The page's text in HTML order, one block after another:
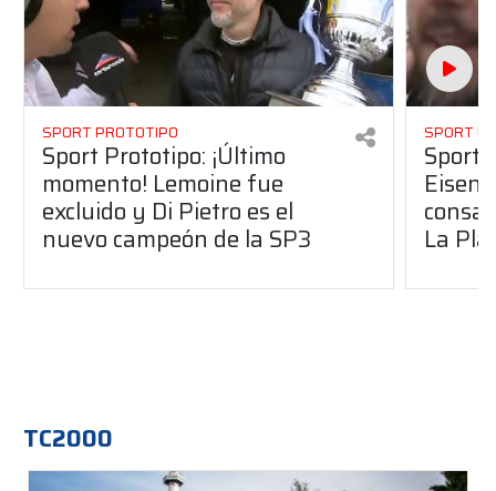
SPORT PROTOTIPO
Sport Prototipo: ¡Último
momento! Lemoine fue
excluido y Di Pietro es el
nuevo campeón de la SP3
SPORT
Sport
La
TC2000